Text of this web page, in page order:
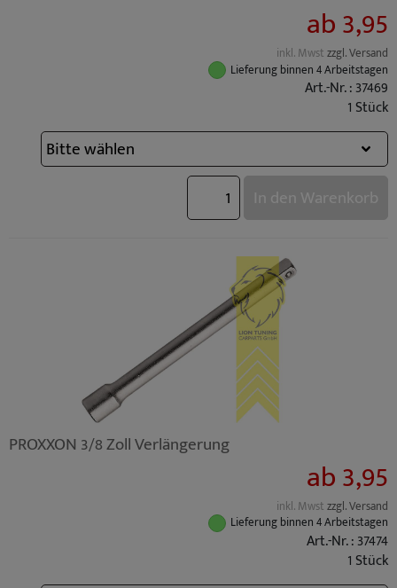
ab 3,95
inkl. Mwstzzgl. Versand
Lieferung binnen 4 Arbeitstagen
Art.-Nr. : 37469
1 Stück
In den Warenkorb
PROXXON 3/8 Zoll Verlängerung
ab 3,95
inkl. Mwstzzgl. Versand
Lieferung binnen 4 Arbeitstagen
Art.-Nr. : 37474
1 Stück